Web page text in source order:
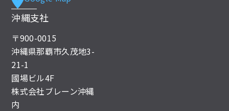
沖縄支社
〒900-0015
沖縄県那覇市久茂地3-
21-1
國場ビル4F
株式会社ブレーン沖縄
内